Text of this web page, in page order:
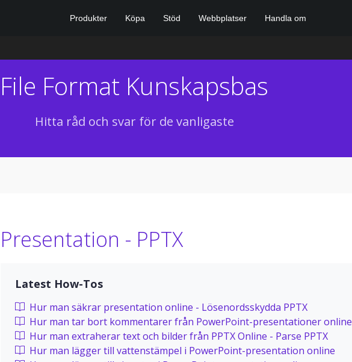
Produkter Köpa Stöd Webbplatser Handla om
File Format Kunskapsbas
Hitta råd och svar för de vanligaste
Presentation - PPTX
Latest How-Tos
Hur man säkrar presentation online - Lösenordsskydda PPTX
Hur man tar bort kommentarer från PowerPoint-presentationer online
Hur man extraherar text och bilder från PPTX Online - Parse PPTX
Hur man lägger till vattenstämpel i PowerPoint-presentation online